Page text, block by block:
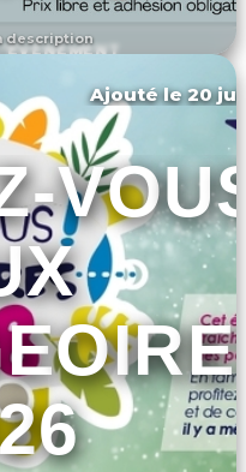
description
Ajouté le 20